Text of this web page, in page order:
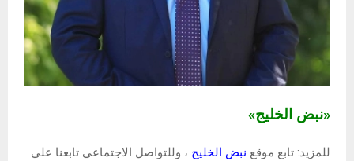
«نبض الخليج»
للمزيد: تابع موقع نبض الخليج ، وللتواصل الاجتماعي تابعنا علي